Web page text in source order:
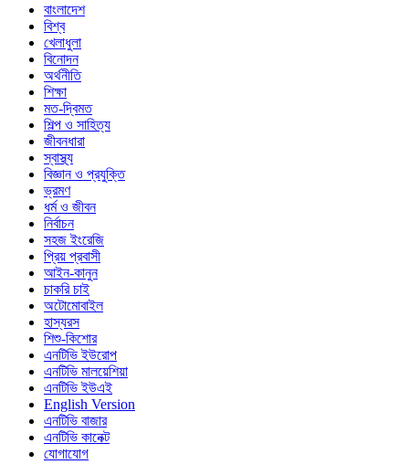
বাংলাদেশ
বিশ্ব
খেলাধুলা
বিনোদন
অর্থনীতি
শিক্ষা
মত-দ্বিমত
শিল্প ও সাহিত্য
জীবনধারা
স্বাস্থ্য
বিজ্ঞান ও প্রযুক্তি
ভ্রমণ
ধর্ম ও জীবন
নির্বাচন
সহজ ইংরেজি
প্রিয় প্রবাসী
আইন-কানুন
চাকরি চাই
অটোমোবাইল
হাস্যরস
শিশু-কিশোর
এনটিভি ইউরোপ
এনটিভি মালয়েশিয়া
এনটিভি ইউএই
English Version
এনটিভি বাজার
এনটিভি কানেক্ট
যোগাযোগ